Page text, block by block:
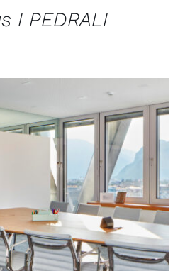
I PEDRALI
DÉTAILS